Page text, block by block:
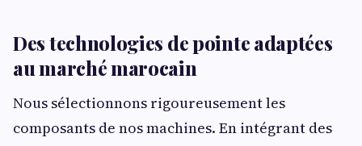
Des technologies de pointe adaptées
au marché marocain
Nous sélectionnons rigoureusement les
composants de nos machines. En intégrant des